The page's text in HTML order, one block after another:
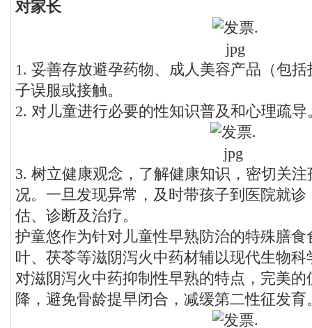
对家长
1. 妥善存放避孕药物、成人美容产品（包
子误服或接触。
2. 对儿童进行必要的性知识普及和心理疏导
3. 树立健康观念，了解健康知识，密切关
况。一旦发现异常，及时带孩子到医院就
估、诊断及治疗。
护童悠作为针对儿童性早熟防治的特殊膳
叶、茯苓等滋阴泻火中药材辅以现代生物
对滋阴泻火中药抑制性早熟的特点，完美
降，避免骨龄提早闭合，减缓第二性征发育